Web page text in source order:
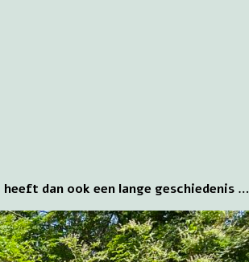
dan ook een lange geschiedenis …